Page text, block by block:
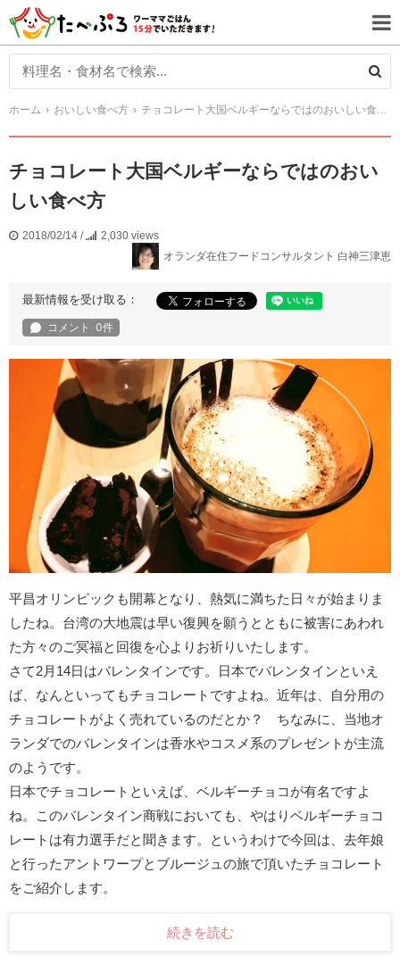
ホーム おいしい食べ方 チョコレート大国ベルギーならではのおいしい食べ方
チョコレート大国ベルギーならではのおい
しい食べ方
2018/02/14 /
2,030 views
オランダ在住フードコンサルタント 白神三津恵
最新情報を受け取る：
平昌オリンピックも開幕となり、熱気に満ちた日々が始まりま
したね。台湾の大地震は早い復興を願うとともに被害にあわれ
た方々のご冥福と回復を心よりお祈りいたします。
さて2月14日はバレンタインです。日本でバレンタインといえ
ば、なんといってもチョコレートですよね。近年は、自分用の
チョコレートがよく売れているのだとか？ ちなみに、当地オ
ランダでのバレンタインは香水やコスメ系のプレゼントが主流
のようです。
日本でチョコレートといえば、ベルギーチョコが有名ですよ
ね。このバレンタイン商戦においても、やはりベルギーチョコ
レートは有力選手だと聞きます。というわけで今回は、去年娘
と行ったアントワープとブルージュの旅で頂いたチョコレート
をご紹介します。
続きを読む